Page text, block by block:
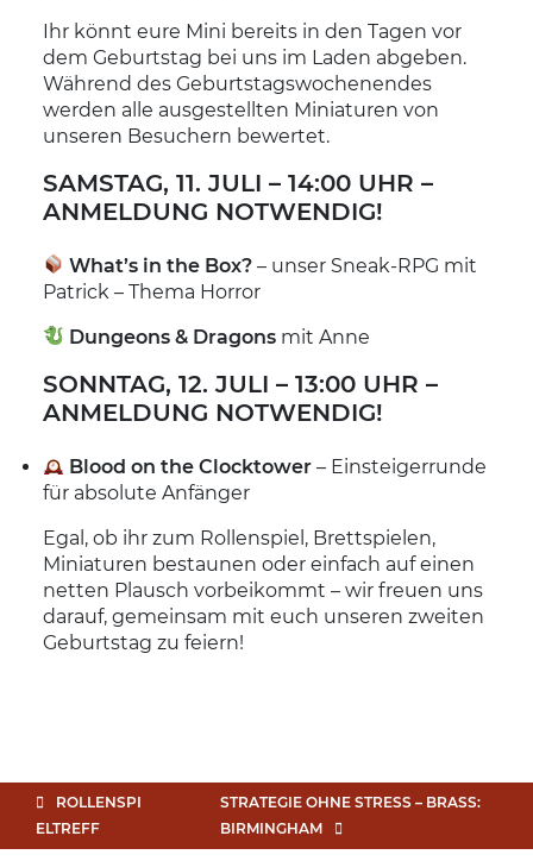
Ihr könnt eure Mini bereits in den Tagen vor
dem Geburtstag bei uns im Laden abgeben.
Während des Geburtstagswochenendes
werden alle ausgestellten Miniaturen von
unseren Besuchern bewertet.
SAMSTAG, 11. JULI – 14:00 UHR –
ANMELDUNG NOTWENDIG!
What’s in the Box? – unser Sneak-RPG mit
Patrick – Thema Horror
Dungeons & Dragons mit Anne
SONNTAG, 12. JULI – 13:00 UHR –
ANMELDUNG NOTWENDIG!
Blood on the Clocktower – Einsteigerrunde
für absolute Anfänger
Egal, ob ihr zum Rollenspiel, Brettspielen,
Miniaturen bestaunen oder einfach auf einen
netten Plausch vorbeikommt – wir freuen uns
darauf, gemeinsam mit euch unseren zweiten
Geburtstag zu feiern!
ROLLENSPI
ELTREFF
STRATEGIE OHNE STRESS – BRASS:
BIRMINGHAM